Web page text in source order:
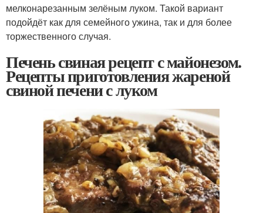
мелконарезанным зелёным луком. Такой вариант
подойдёт как для семейного ужина, так и для более
торжественного случая.
Печень свиная рецепт с майонезом.
Рецепты приготовления жареной
свиной печени с луком